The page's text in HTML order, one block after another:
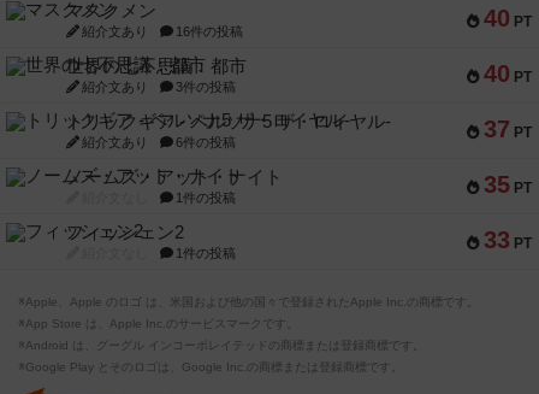
40 PT
マスクメン
紹介文あり 16件の投稿
40 PT
世界の七不思議：都市
紹介文あり 3件の投稿
37 PT
トリックギア - ペルソナ5 ザ・ロイヤル-
紹介文あり 6件の投稿
35 PT
ノームズ・アット・ナイト
1件の投稿
33 PT
フィッシェン2
1件の投稿
※Apple、Apple のロゴ は、米国および他の国々で登録されたApple Inc.の商標です。
※App Store は、Apple Inc.のサービスマークです。
※Android は、グーグル インコーポレイテッドの商標または登録商標です。
※Google Play とそのロゴは、Google Inc.の商標または登録商標です。